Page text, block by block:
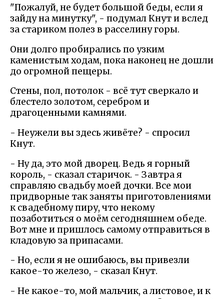
"Пожалуй, не будет большой беды, если я
зайду на минутку", - подумал Кнут и вслед
за стариком полез в расселину горы.
Они долго пробирались по узким
каменистым ходам, пока наконец не дошли
до огромной пещеры.
Стены, пол, потолок - всё тут сверкало и
блестело золотом, серебром и
драгоценными камнями.
- Неужели вы здесь живёте? - спросил
Кнут.
- Ну да, это мой дворец. Ведь я горный
король, - сказал старичок. - Завтра я
справляю свадьбу моей дочки. Все мои
придворные так заняты приготовлениями
к свадебному пиру, что некому
позаботиться о моём сегодняшнем обеде.
Вот мне и пришлось самому отправиться в
кладовую за припасами.
- Но, если я не ошибаюсь, вы привезли
какое-то железо, - сказал Кнут.
- Не какое-то, мой мальчик, а листовое, и к